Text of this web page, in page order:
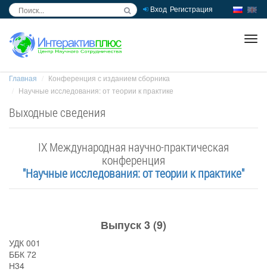
Вход Регистрация
Главная
Конференция с изданием сборника
Научные исследования: от теории к практике
Выходные сведения
IX Международная научно-практическая
конференция
"Научные исследования: от теории к практике"
Выпуск 3 (9)
УДК 001
ББК 72
Н34